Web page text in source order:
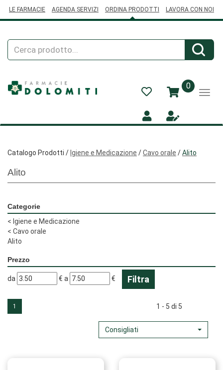
LE FARMACIE AGENDA SERVIZI ORDINA PRODOTTI LAVORA CON NOI
Cerca
Prodotto
0prodotti
inseriti
Catalogo Prodotti / Igiene e Medicazione /Cavo orale /Alito
Alito
Categorie
< Igiene e Medicazione
< Cavo orale
Alito
Prezzo
filtra
da €
filtra
a €
1 1 - 5 di 5
Consigliati